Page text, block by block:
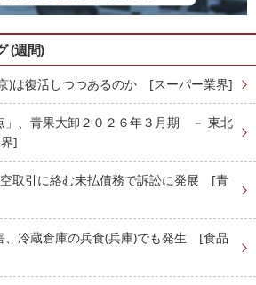
(週間)
)は復活しつつあるのか [スーパー業界]
」、青果大卸２０２６年３月期 － 東北
]
取引に絡む未払債務で訴訟に発展 [青
、冷蔵倉庫の兵食(兵庫)でも発生 [食品